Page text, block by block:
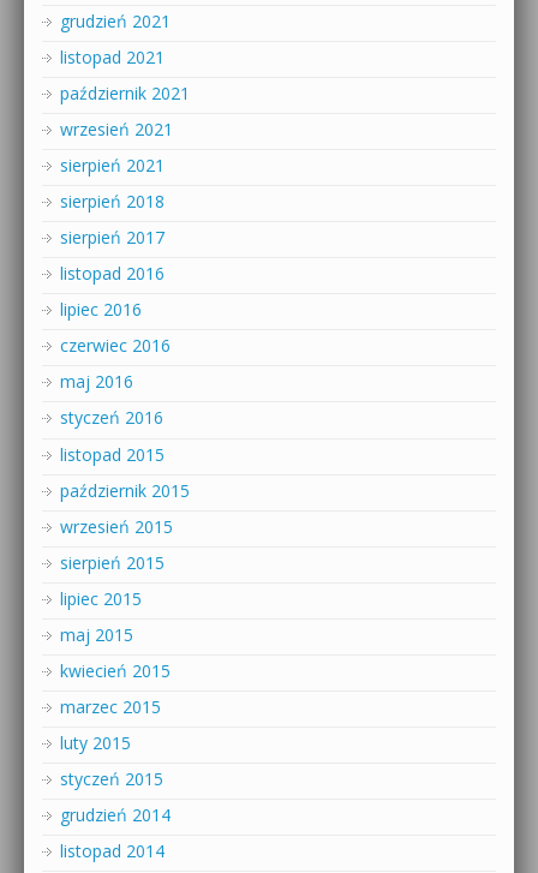
grudzień 2021
listopad 2021
październik 2021
wrzesień 2021
sierpień 2021
sierpień 2018
sierpień 2017
listopad 2016
lipiec 2016
czerwiec 2016
maj 2016
styczeń 2016
listopad 2015
październik 2015
wrzesień 2015
sierpień 2015
lipiec 2015
maj 2015
kwiecień 2015
marzec 2015
luty 2015
styczeń 2015
grudzień 2014
listopad 2014